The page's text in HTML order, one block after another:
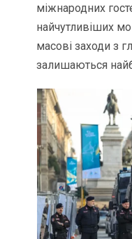
міжнародних
найчутливіших
масові заходи з
залишаються